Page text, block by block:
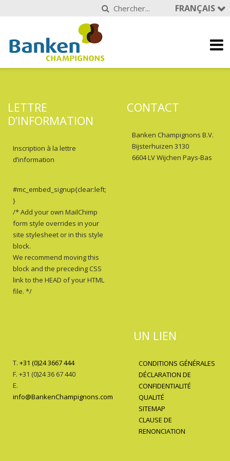
FRANÇAIS
LETTRE
D’INFORMATION
Inscription à la lettre
d’information
#mc_embed_signup{clear:left;
}
/* Add your own MailChimp
form style overrides in your
site stylesheet or in this style
block.
We recommend moving this
block and the preceding CSS
link to the HEAD of your HTML
file. */
CONTACT
Banken Champignons B.V.
Bijsterhuizen 3130
6604 LV Wijchen Pays-Bas
T. +31 (0)24 3667 444
F. +31 (0)24 36 67 440
E.
info@BankenChampignons.com
UN LIEN
CONDITIONS GÉNÉRALES
DÉCLARATION DE
CONFIDENTIALITÉ
QUALITÉ
SITEMAP
CLAUSE DE
RENONCIATION